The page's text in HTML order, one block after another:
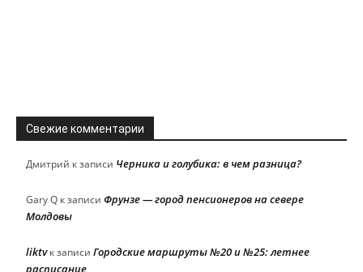
Свежие комментарии
Дмитрий к записи Черника и голубика: в чем разница?
Gary Q к записи Фрунзе — город пенсионеров на севере
Молдовы
liktvк записи Городские маршруты №20 и №25: летнее
расписание